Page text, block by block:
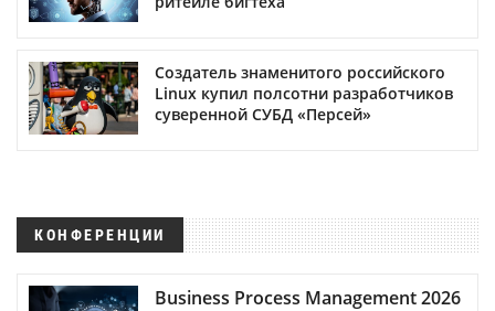
Создатель знаменитого российского
Linux купил полсотни разработчиков
суверенной СУБД «Персей»
КОНФЕРЕНЦИИ
Business Process Management 2026